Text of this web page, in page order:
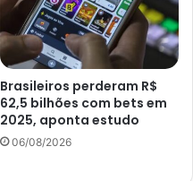
Brasileiros perderam R$
62,5 bilhões com bets em
2025, aponta estudo
06/08/2026